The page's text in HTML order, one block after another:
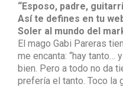
“Esposo, padre,
Así te defines en tu
Soler al mundo del
El mago Gabi Pareras
me encanta: “hay tanto…
bien. Pero a todo no da
prefería el tanto. Toco la